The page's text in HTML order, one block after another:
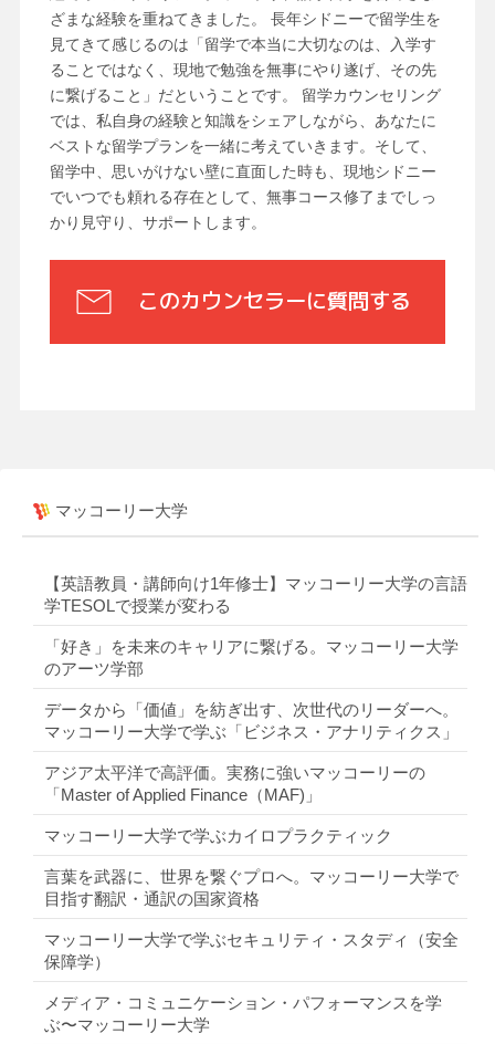
ざまな経験を重ねてきました。 長年シドニーで留学生を
見てきて感じるのは「留学で本当に大切なのは、入学す
ることではなく、現地で勉強を無事にやり遂げ、その先
に繋げること」だということです。 留学カウンセリング
では、私自身の経験と知識をシェアしながら、あなたに
ベストな留学プランを一緒に考えていきます。そして、
留学中、思いがけない壁に直面した時も、現地シドニー
でいつでも頼れる存在として、無事コース修了までしっ
かり見守り、サポートします。
このカウンセラーに質問する
マッコーリー大学
【英語教員・講師向け1年修士】マッコーリー大学の言語
学TESOLで授業が変わる
「好き」を未来のキャリアに繋げる。マッコーリー大学
のアーツ学部
データから「価値」を紡ぎ出す、次世代のリーダーへ。
マッコーリー大学で学ぶ「ビジネス・アナリティクス」
アジア太平洋で高評価。実務に強いマッコーリーの
「Master of Applied Finance（MAF)」
マッコーリー大学で学ぶカイロプラクティック
言葉を武器に、世界を繋ぐプロへ。マッコーリー大学で
目指す翻訳・通訳の国家資格
マッコーリー大学で学ぶセキュリティ・スタディ（安全
保障学）
メディア・コミュニケーション・パフォーマンスを学
ぶ〜マッコーリー大学